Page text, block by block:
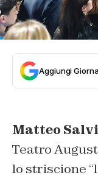
Aggiungi
Matteo
Teatro
lo striscione